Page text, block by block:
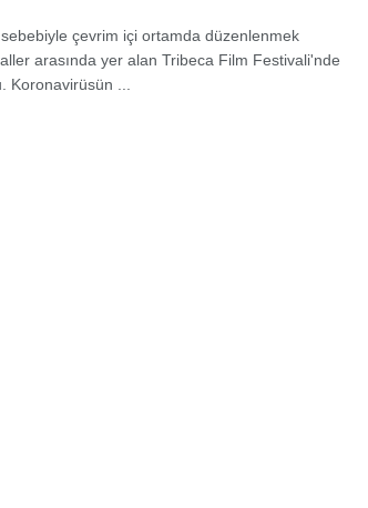
çevrim içi ortamda düzenlenmek
arasında yer alan Tribeca Film Festivali'nde
Koronavirüsün ...